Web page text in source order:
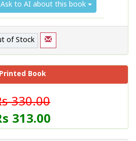
Ask to AI about this book
of Stock
Printed Book
330.00
313.00